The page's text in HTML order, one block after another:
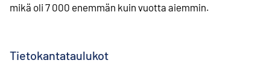
mikä oli 7 000 enemmän kuin vuotta aiemmin.
Tietokantataulukot